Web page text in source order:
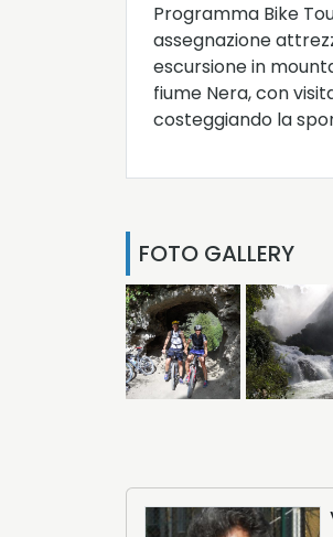
Programma Bike
assegnazione
escursione in
fiume Nera, con
costeggiando la
FOTO GALLERY